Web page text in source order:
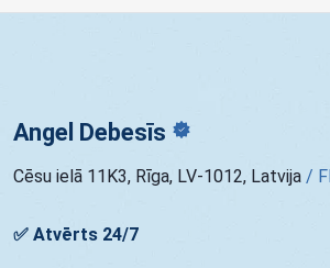
Angel Debesīs
Cēsu ielā 11K3, Rīga, LV-1012, Latvija /
✅ Atvērts 24/7